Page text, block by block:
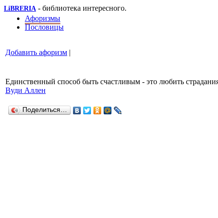
LiBRERIA - библиотека интересного.
Афоризмы
Пословицы
Добавить афоризм |
Единственный способ быть счастливым - это любить
Вуди Аллен
Поделиться…